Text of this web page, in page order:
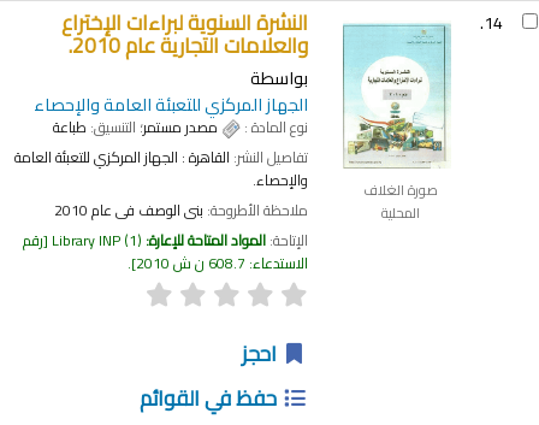
14.
صورة الغلاف
المحلية
النشرة السنوية لبراءات الإختراع
والعلامات التجارية عام 2010.
بواسطة
الجهاز المركزي للتعبئة العامة والإحصاء
نوع المادة : مصدر مستمر؛ التنسيق:طباعة
تفاصيل النشر:القاهرة :الجهاز المركزي للتعبئة العامة
والإحصاء.
ملاحظة الأطروحة:بنى الوصف فى عام 2010
الإتاحة:المواد المتاحة للإعارة: Library INP(1)
رقم
الاستدعاء:608.7 ن ش 2010 .
احجز
حفظ في القوائم